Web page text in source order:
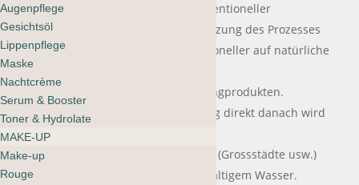
zur teilweisen Verwendung konventioneller
Haarprodukte oder zur Unterstützung des Prozesses
bei der Umstellung von konventioneller auf natürliche
intensiver Verwendung von Stylingprodukten.
vor dem Färben (eine Anwendung direkt danach wird
NICHT empfohlen).
in stark verschmutzten Regionen (Grossstädte usw.)
oder in Regionen mit stark kalkhaltigem Wasser.
Augenpflege
Gesichtsöl
Lippenpflege
Maske
Nachtcrème
Serum & Booster
Toner & Hydrolate
MAKE-UP
Make-up
Rouge